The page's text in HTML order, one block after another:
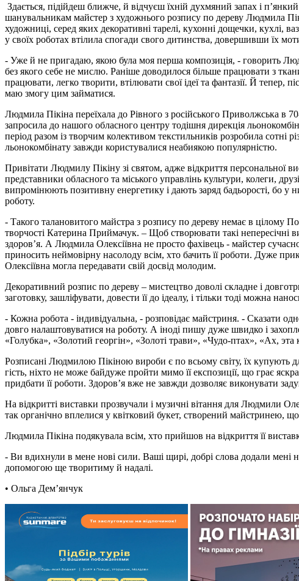
Здається, підійдеш ближче, й відчуєш їхній духмяний запах і
шанувальникам майстер з художнього розпису по дереву Людмила
художниці, серед яких декоративні тарелі, кухонні дощечки, кухлі,
у своїх роботах втілила спогади свого дитинства, довершивши їх
- Уже й не пригадаю, якою була моя перша композиція, - говорить
без якого себе не мислю. Раніше доводилося більше працювати з
працювати, легко творити, втілювати свої ідеї та фантазії. Й тепер,
маю змогу цим займатися.
Людмила Пікіна переїхала до Рівного з російського Приволжська в
запросила до нашого обласного центру тодішня дирекція
період разом із творчим колективом текстильників розробила сотні
льонокомбінату завжди користувалися неабиякою популярністю.
Привітати Людмилу Пікіну зі святом, адже відкриття персональної
представники обласного та міського управлінь культури, колеги,
випромінюють позитивну енергетику і дають заряд бадьорості, бо у
роботу.
- Такого талановитого майстра з розпису по дереву немає в цілому
творчості Катерина Приймачук. – Щоб створювати такі
здоров’я. А Людмила Олексіївна не просто фахівець - майстер
приносить неймовірну насолоду всім, хто бачить її роботи. Дуже
Олексіївна могла передавати свій досвід молодим.
Декоративний розпис по дереву – мистецтво доволі складне і
заготовку, зашліфувати, довести її до ідеалу, і тільки тоді можна
- Кожна робота - індивідуальна, - розповідає майстриня. - Сказати
довго налаштовуватися на роботу. А іноді пишу дуже швидко і
«Голубка», «Золотий георгін», «Золоті трави», «Чудо-птах», «Ах,
Розписані Людмилою Пікіною вироби є по всьому світу, їх купують
гість, ніхто не може байдуже пройти мимо її експозиції, що грає
придбати її роботи. Здоров’я вже не завжди дозволяє виконувати
На відкритті виставки прозвучали і музичні вітання для Людмили
так органічно вплелися у квітковий букет, створений майстринею,
Людмила Пікіна подякувала всім, хто прийшов на відкриття її
- Ви вдихнули в мене нові сили. Ваші щирі, добрі слова додали
допомогою ще творитиму й надалі.
• Ольга Дем’янчук